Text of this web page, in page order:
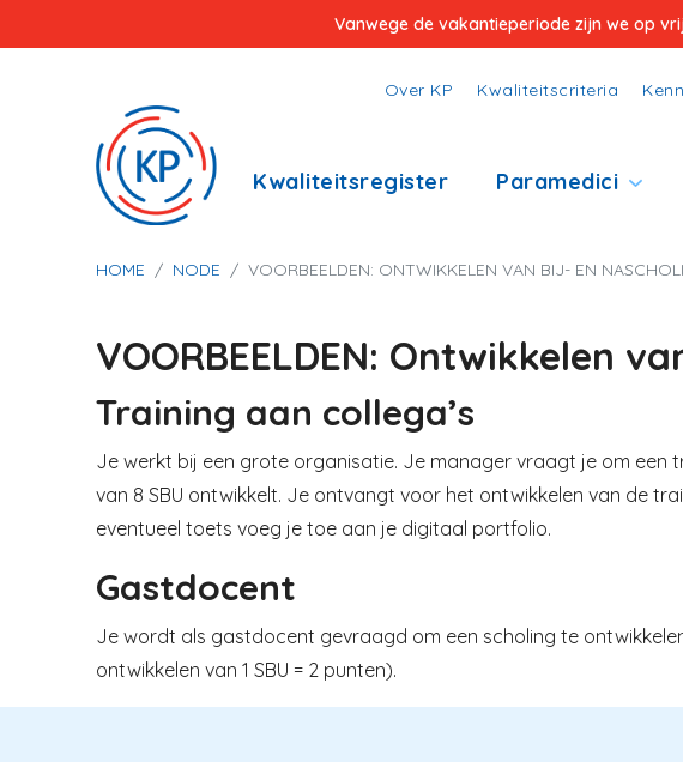
en
Vanwege de vakantieperiode zijn we op
Top
menu
Over KP Kwaliteitscriteria
Hoofdnavigatie
Kwaliteitsregister Paramedici
Kruimelpad
HOME NODE VOORBEELDEN: ONTWIKKELEN VAN BIJ- EN
VOORBEELDEN: Ontwikkelen
Training aan collega’s
Je werkt bij een grote organisatie. Je manager vraagt je om een
van 8 SBU ontwikkelt. Je ontvangt voor het ontwikkelen van de
eventueel toets voeg je toe aan je digitaal portfolio.
Gastdocent
Je wordt als gastdocent gevraagd om een scholing te
ontwikkelen van 1 SBU = 2 punten).